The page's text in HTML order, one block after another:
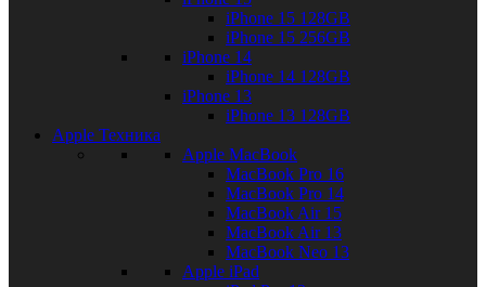
iPhone 15 128GB
iPhone 15 256GB
iPhone 14
iPhone 14 128GB
iPhone 13
iPhone 13 128GB
Apple Техника
Apple MacBook
MacBook Pro 16
MacBook Pro 14
MacBook Air 15
MacBook Air 13
MacBook Neo 13
Apple iPad